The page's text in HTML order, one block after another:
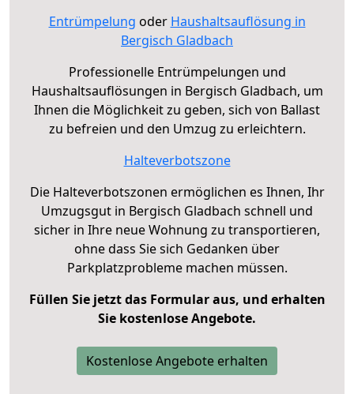
Entrümpelung oder Haushaltsauflösung in
Bergisch Gladbach
Professionelle Entrümpelungen und
Haushaltsauflösungen in Bergisch Gladbach, um
Ihnen die Möglichkeit zu geben, sich von Ballast
zu befreien und den Umzug zu erleichtern.
Halteverbotszone
Die Halteverbotszonen ermöglichen es Ihnen, Ihr
Umzugsgut in Bergisch Gladbach schnell und
sicher in Ihre neue Wohnung zu transportieren,
ohne dass Sie sich Gedanken über
Parkplatzprobleme machen müssen.
Füllen Sie jetzt das Formular aus, und erhalten
Sie kostenlose Angebote.
Kostenlose Angebote erhalten